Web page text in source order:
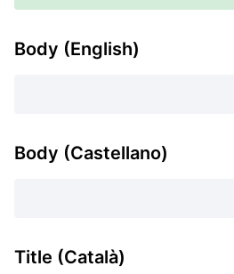
Body (English)
Body (Castellano)
Title (Català)